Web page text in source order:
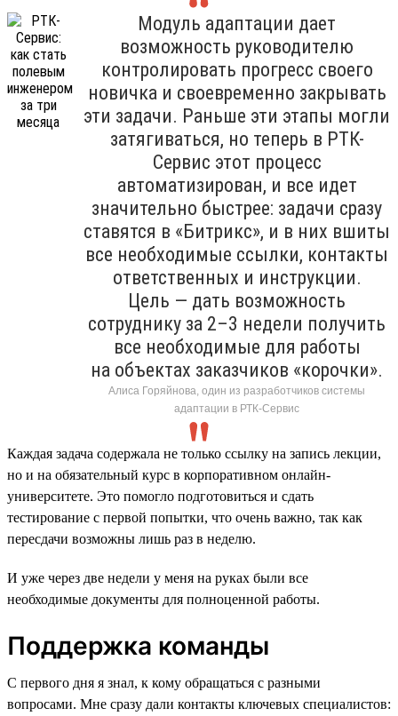
Модуль адаптации дает
возможность руководителю
контролировать прогресс своего
новичка и своевременно закрывать
эти задачи. Раньше эти этапы могли
затягиваться, но теперь в РТК-
Сервис этот процесс
автоматизирован, и все идет
значительно быстрее: задачи сразу
ставятся в «Битрикс», и в них вшиты
все необходимые ссылки, контакты
ответственных и инструкции.
Цель — дать возможность
сотруднику за 2–3 недели получить
все необходимые для работы
на объектах заказчиков «корочки».
Алиса Горяйнова, один из разработчиков системы
адаптации в РТК-Сервис
Каждая задача содержала не только ссылку на запись лекции,
но и на обязательный курс в корпоративном онлайн-
университете. Это помогло подготовиться и сдать
тестирование с первой попытки, что очень важно, так как
пересдачи возможны лишь раз в неделю.
И уже через две недели у меня на руках были все
необходимые документы для полноценной работы.
Поддержка команды
С первого дня я знал, к кому обращаться с разными
вопросами. Мне сразу дали контакты ключевых специалистов: